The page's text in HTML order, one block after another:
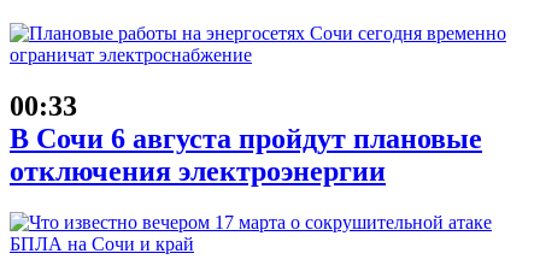
00:33
В Сочи 6 августа пройдут плановые
отключения электроэнергии